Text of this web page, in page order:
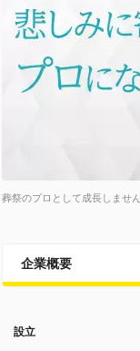
葬祭のプロとして成長しませ
企業概要
設立